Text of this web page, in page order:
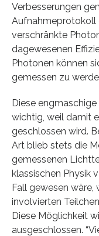
Verbesserungen
Aufnahmeprotokoll
verschränkte
dagewesenen
Photonen können
gemessen zu
Diese
wichtig, weil damit
geschlossen wird.
Art blieb stets die
gemessenen
klassischen Physik
Fall gewesen wäre,
involvierten
Diese Möglichkeit
ausgeschlossen.